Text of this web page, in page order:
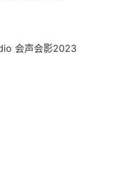
会声会影2023